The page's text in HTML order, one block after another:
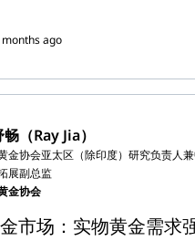
黄金交易所(SGE)的黄金出库量为
小幅下降13吨，但较上年同比增
的一季度上游实物黄金需求
市场的黄金ETF基金出现了2023
币）；但一季度整体流量仍为负
国人民银行(PBoC)公布购金18吨，
加黄金储备；一季度共计58吨的增
两个月，中国的黄金进口总量为
ago
（Ray Jia）
金协会亚太区（除印度）研究负责人
展副总监
金协会
市场：实物黄金需求